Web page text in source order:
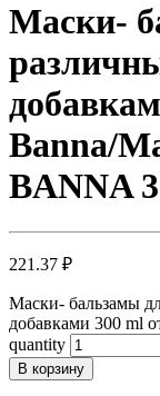
Маски-
Banna/
BANNA
221.37 ₽
Маски- бальзамы
добавками 300 ml
quantity
В корзину